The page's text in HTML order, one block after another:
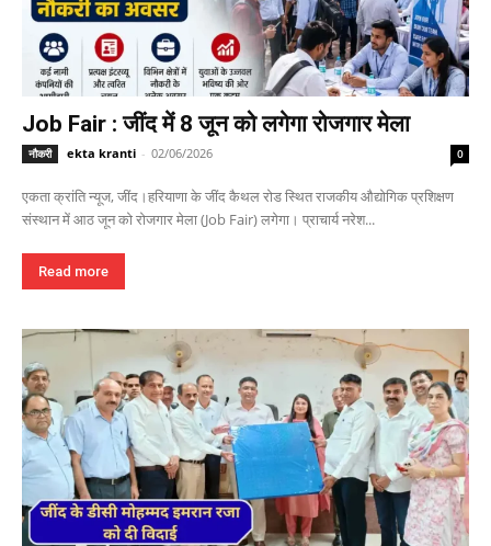
Job Fair : जींद में 8 जून को लगेगा रोजगार मेला
नौकरी ekta kranti - 02/06/2026 0
एकता क्रांति न्यूज, जींद।हरियाणा के जींद कैथल रोड स्थित राजकीय औद्योगिक प्रशिक्षण
संस्थान में आठ जून को रोजगार मेला (Job Fair) लगेगा। प्राचार्य नरेश...
Read more